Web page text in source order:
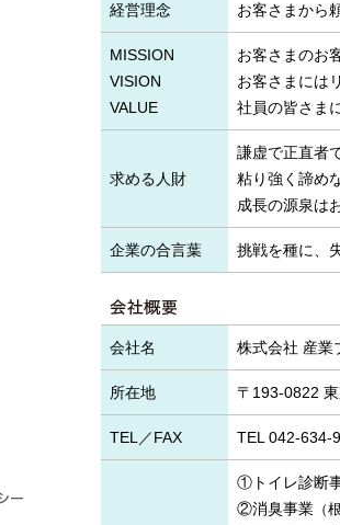
経営理念 お客さまから
MISSION
VISION
VALUE
お客さまのお
お客さまには
社員の皆さま
求める人財
謙虚で正直者
粘り強く諦め
成長の源泉は
企業の合言葉 挑戦を種に、
会社名 株式会社 産業
所在地 〒193-0822
TEL／FAX TEL 042-
①トイレ診断
②消臭事業 （